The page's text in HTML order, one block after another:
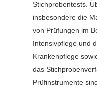
Stichprobentests.
insbesondere die
von Prüfungen im
Intensivpflege und
Krankenpflege
das
Prüfinstrumente